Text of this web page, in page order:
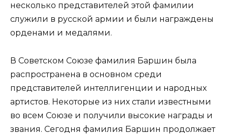
несколько представителей этой фамилии
служили в русской армии и были награждены
орденами и медалями.
В Советском Союзе фамилия Баршин была
распространена в основном среди
представителей интеллигенции и народных
артистов. Некоторые из них стали известными
во всем Союзе и получили высокие награды и
звания. Сегодня фамилия Баршин продолжает